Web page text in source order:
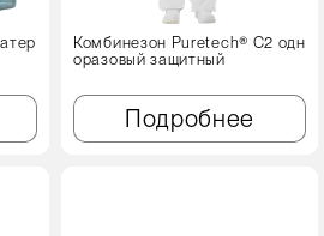
Комбинезон Puretech® C2 одн
оразовый защитный
Подробнее